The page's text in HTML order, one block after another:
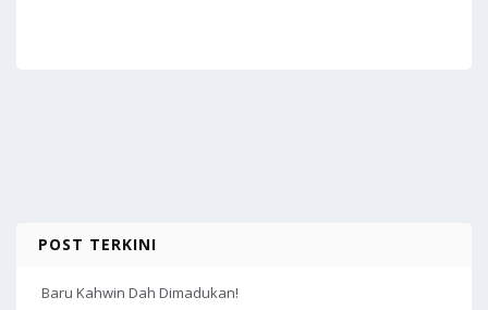
POST TERKINI
Baru Kahwin Dah Dimadukan!